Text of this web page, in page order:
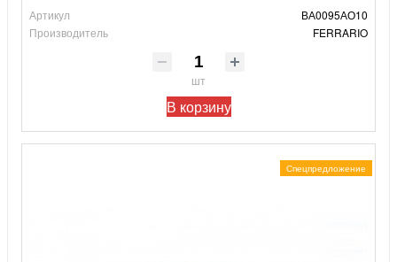
Артикул
ВА0095АО10
Производитель
FERRARIO
шт
В корзину
Спецпредложение